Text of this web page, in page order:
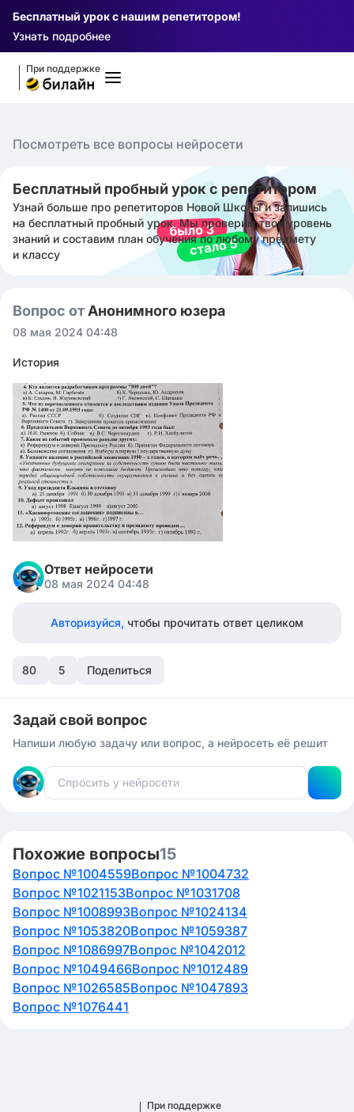
Бесплатный урок с нашим репетитором!
Узнать подробнее
При поддержке
Посмотреть все вопросы нейросети
Бесплатный пробный урок с репетитором
Узнай больше про репетиторов Новой Школы и запишись
на бесплатный пробный урок. Мы проверим твой уровень
знаний и составим план обучения по любому предмету
и классу
Вопрос от Анонимного юзера
08 мая 2024 04:48
История
Ответ нейросети
08 мая 2024 04:48
Авторизуйся, чтобы прочитать ответ целиком
80 5 Поделиться
Задай свой вопрос
Напиши любую задачу или вопрос, а нейросеть её решит
Похожие вопросы15
Вопрос №1004559Вопрос №1004732
Вопрос №1021153Вопрос №1031708
Вопрос №1008993Вопрос №1024134
Вопрос №1053820Вопрос №1059387
Вопрос №1086997Вопрос №1042012
Вопрос №1049466Вопрос №1012489
Вопрос №1026585Вопрос №1047893
Вопрос №1076441
При поддержке